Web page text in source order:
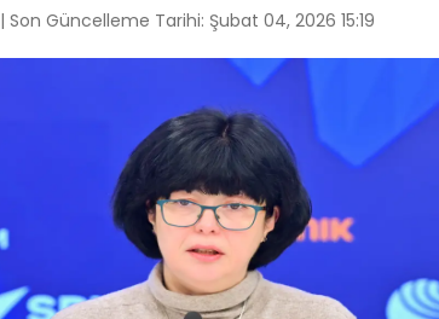
| Son Güncelleme Tarihi: Şubat 04, 2026 15:19